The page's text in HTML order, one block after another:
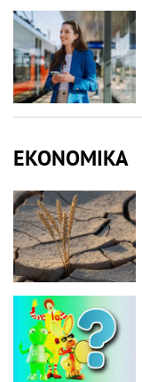
EKONOMIKA